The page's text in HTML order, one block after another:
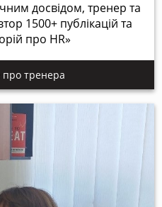
досвідом, тренер та
1500+ публікацій та
про HR»
про тренера